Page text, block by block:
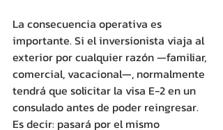
La consecuencia operativa es
importante. Si el inversionista viaja al
exterior por cualquier razón —familiar,
comercial, vacacional—, normalmente
tendrá que solicitar la visa E-2 en un
consulado antes de poder reingresar.
Es decir: pasará por el mismo